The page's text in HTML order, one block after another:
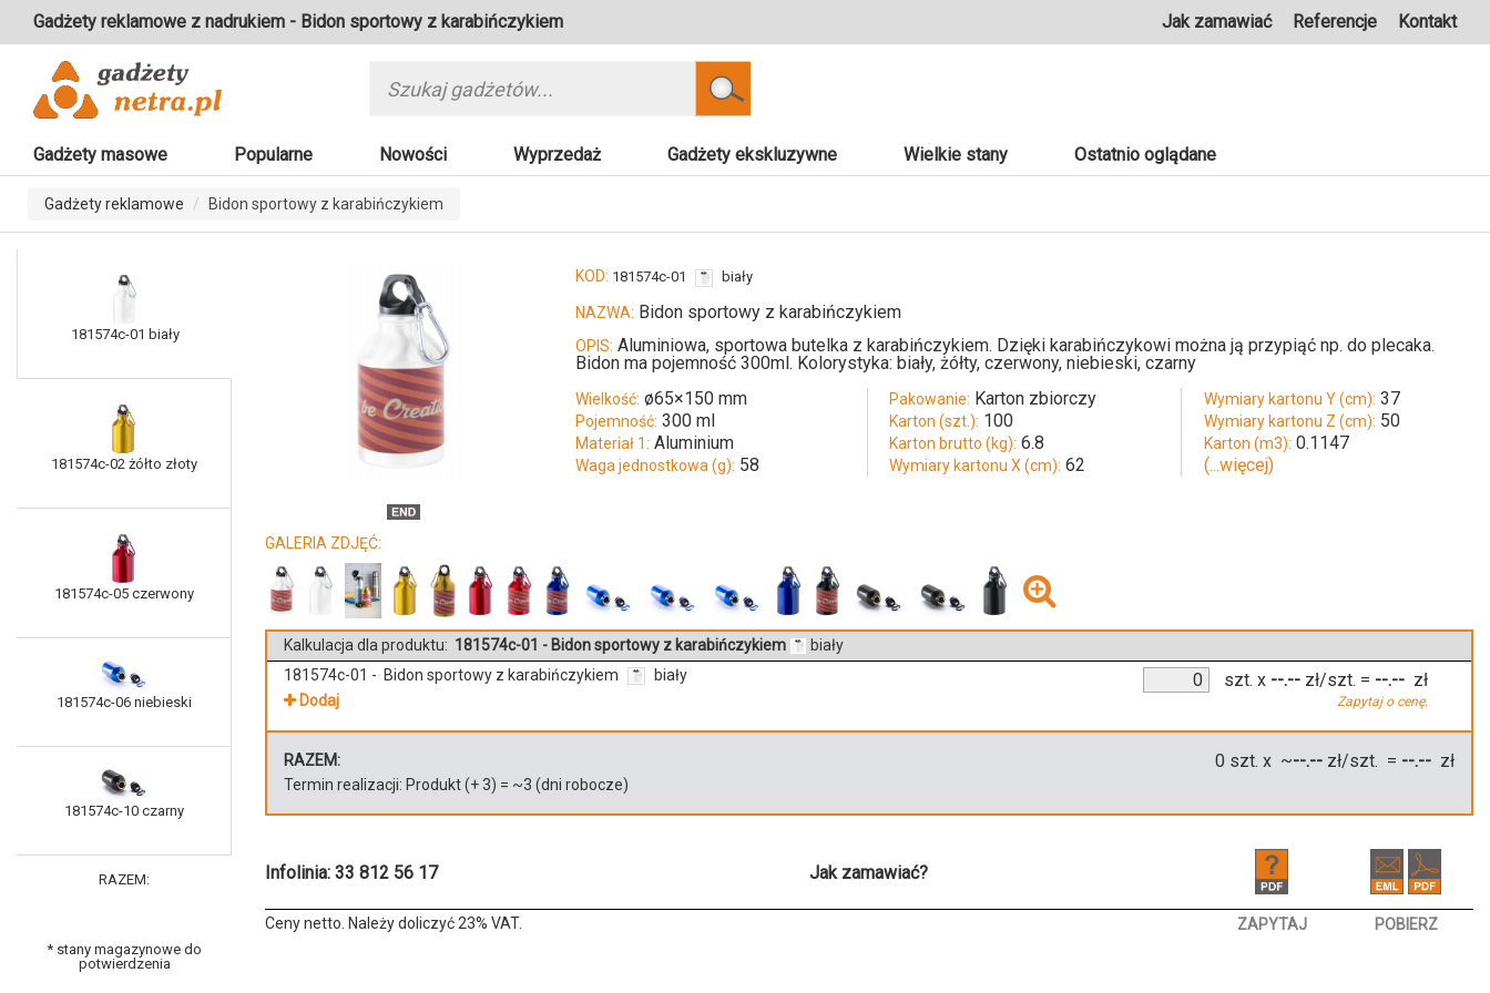
Gadżety reklamowe z nadrukiem - Bidon sportowy z karabińczykiem Jak zamawiać Referencje Kontakt
Szukaj
Gadżety masowe Popularne Nowości Wyprzedaż Gadżety ekskluzywne Wielkie stany Ostatnio oglądane
Gadżety reklamowe Bidon sportowy z karabińczykiem
181574c-01 biały
181574c-02 żółto złoty
181574c-05 czerwony
181574c-06 niebieski
181574c-10 czarny
RAZEM:
* stany magazynowe do
potwierdzenia
KOD: 181574c-01 biały
NAZWA: Bidon sportowy z karabińczykiem
OPIS: Aluminiowa, sportowa butelka z karabińczykiem. Dzięki karabińczykowi można ją przypiąć np. do plecaka.
Bidon ma pojemność 300ml. Kolorystyka: biały, żółty, czerwony, niebieski, czarny
Wielkość: ø65×150 mm
Pojemność: 300 ml
Materiał 1: Aluminium
Waga jednostkowa (g): 58
Pakowanie: Karton zbiorczy
Karton (szt.): 100
Karton brutto (kg): 6.8
Wymiary kartonu X (cm): 62
Wymiary kartonu Y (cm): 37
Wymiary kartonu Z (cm): 50
Karton (m3): 0.1147
(...więcej)
GALERIA ZDJĘĆ:
Kalkulacja dla produktu: 181574c-01 - Bidon sportowy z karabińczykiem
biały
181574c-01 - Bidon sportowy z karabińczykiem
biały szt. x --.-- zł/szt.
Zapytaj o cenę.
= --.-- zł
Dodaj
RAZEM: 0 szt. x ~--.-- zł/szt. = --.-- zł
Termin realizacji: Produkt(+3) = ~3 (dni robocze)
Infolinia: 33 812 56 17 Jak zamawiać?
Ceny netto. Należy doliczyć 23% VAT. ZAPYTAJ POBIERZ